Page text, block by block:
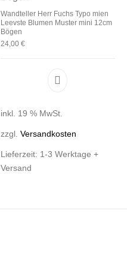
Wandteller Herr Fuchs Typo mien
Leevste Blumen Muster mini 12cm
Bögen
24,00 €
inkl. 19 % MwSt.
zzgl. Versandkosten
Lieferzeit: 1-3 Werktage +
Versand